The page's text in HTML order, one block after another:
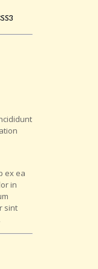
ex ea
in
sint